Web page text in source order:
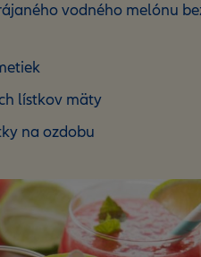
vodného melónu
lístkov mäty
na ozdobu